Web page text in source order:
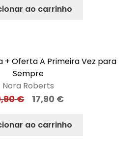
ao carrinho
+ Oferta A Primeira Vez para
Sempre
Nora Roberts
€ 17,90 €
ao carrinho